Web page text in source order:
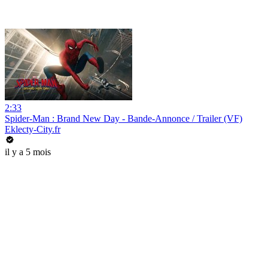
2:33
Spider-Man : Brand New Day - Bande-Annonce / Trailer (VF)
Eklecty-City.fr
il y a 5 mois